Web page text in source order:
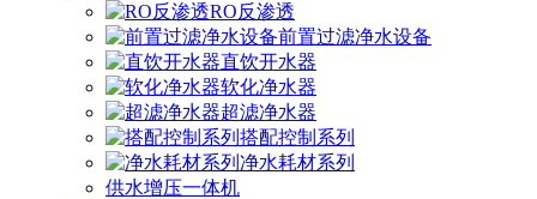
RO反渗透
前置过滤净水设备
直饮开水器
软化净水器
超滤净水器
搭配控制系列
净水耗材系列
供水增压一体机